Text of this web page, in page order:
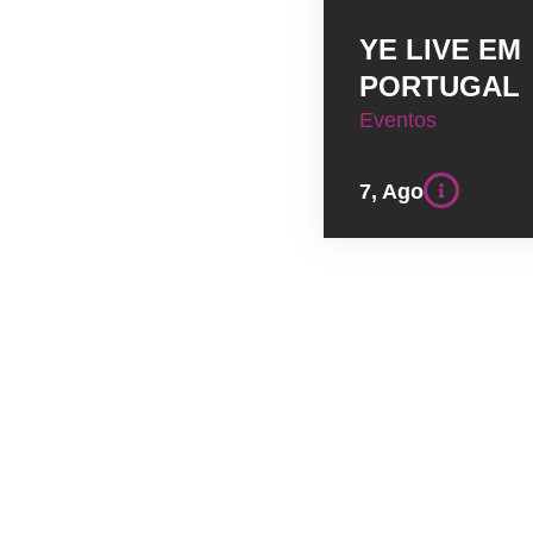
YE LIVE EM
PORTUGAL
Eventos
7, Ago